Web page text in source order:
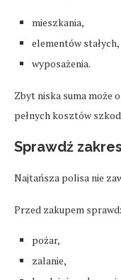
mieszkania,
elementów stałych,
wyposażenia.
Zbyt niska suma może
pełnych kosztów
Sprawdź
Najtańsza polisa nie
Przed zakupem
pożar,
zalanie,